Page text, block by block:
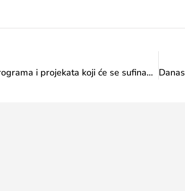
JAVNI POZIV za odabir programa i projekata koji će se sufinansirati iz Budžeta Federacije Bosne i Hercegovine u 2025. godini – Transfer za sport od značaja za Federaciju